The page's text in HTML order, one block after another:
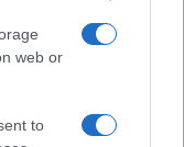
web or
to
a